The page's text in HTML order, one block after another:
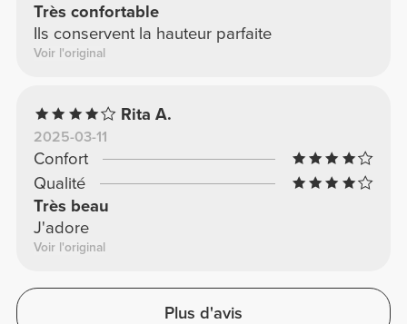
Très confortable
Ils conservent la hauteur parfaite
Voir l'original
Rita A.
2025-03-11
Confort
Qualité
Très beau
J'adore
Voir l'original
Plus d'avis